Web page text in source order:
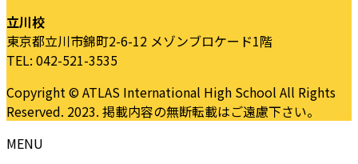
立川校
東京都立川市錦町2-6-12 メゾンブロケード1階
TEL: 042-521-3535
Copyright © ATLAS International High School All Rights
Reserved. 2023. 掲載内容の無断転載はご遠慮下さい。
MENU